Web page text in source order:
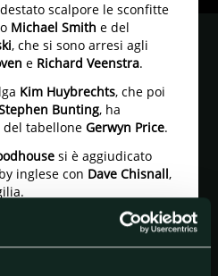
scalpore le sconfitte
Michael Smith e del
, che si sono arresi agli
eRichard Veenstra.
Kim Huybrechts, che poi
Bunting, ha
tabellone Gerwyn Price.
si è aggiudicato
inglese con Dave Chisnall,
ai quarti di finale ci